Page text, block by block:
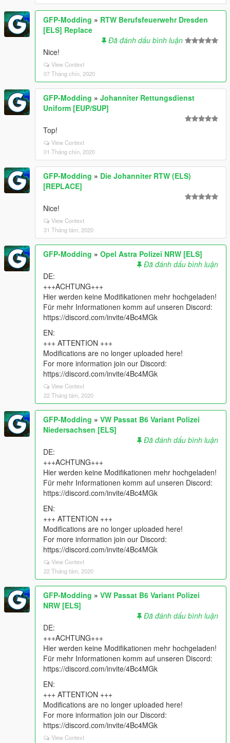
GFP-Modding » RTW Berufsfeuerwehr Dresden
[ELS] Replace
Đã đánh dấu bình luận
Nice!
View Context
07 Tháng chín, 2020
GFP-Modding » Johanniter Rettungsdienst
Uniform [EUP/SUP]
Top!
View Context
01 Tháng chín, 2020
GFP-Modding » Die Johanniter RTW (ELS)
[REPLACE]
Nice!
View Context
31 Tháng tám, 2020
GFP-Modding » Opel Astra Polizei NRW [ELS]
Đã đánh dấu bình luận
DE:
+++ACHTUNG+++
Hier werden keine Modifikationen mehr hochgeladen!
Für mehr Informationen komm auf unseren Discord:
https://discord.com/invite/4Bc4MGk
EN:
+++ ATTENTION +++
Modifications are no longer uploaded here!
For more information join our Discord:
https://discord.com/invite/4Bc4MGk
View Context
22 Tháng tám, 2020
GFP-Modding » VW Passat B6 Variant Polizei
Niedersachsen [ELS]
Đã đánh dấu bình luận
DE:
+++ACHTUNG+++
Hier werden keine Modifikationen mehr hochgeladen!
Für mehr Informationen komm auf unseren Discord:
https://discord.com/invite/4Bc4MGk
EN:
+++ ATTENTION +++
Modifications are no longer uploaded here!
For more information join our Discord:
https://discord.com/invite/4Bc4MGk
View Context
22 Tháng tám, 2020
GFP-Modding » VW Passat B6 Variant Polizei
NRW [ELS]
Đã đánh dấu bình luận
DE:
+++ACHTUNG+++
Hier werden keine Modifikationen mehr hochgeladen!
Für mehr Informationen komm auf unseren Discord:
https://discord.com/invite/4Bc4MGk
EN:
+++ ATTENTION +++
Modifications are no longer uploaded here!
For more information join our Discord:
https://discord.com/invite/4Bc4MGk
View Context